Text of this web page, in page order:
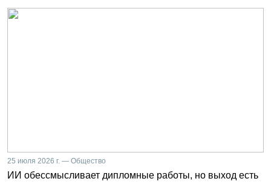
25 июля 2026 г. — Общество
ИИ обессмысливает дипломные работы, но выход есть